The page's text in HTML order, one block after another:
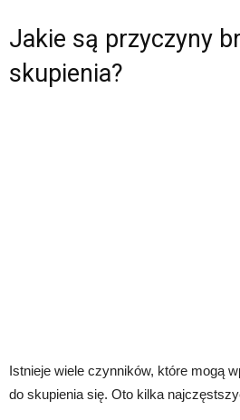
Jakie są przyczyny
skupienia?
Istnieje wiele czynników, które mogą
do skupienia się. Oto kilka